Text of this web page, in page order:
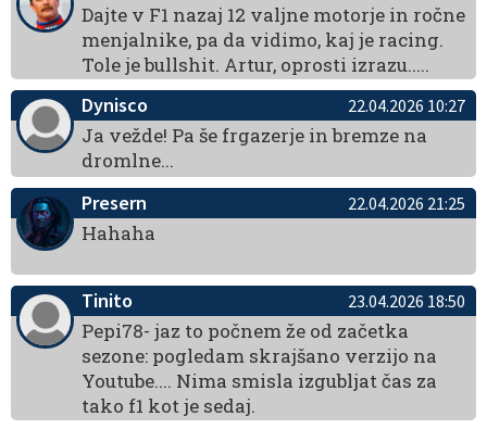
Dajte v F1 nazaj 12 valjne motorje in ročne
menjalnike, pa da vidimo, kaj je racing.
Tole je bullshit. Artur, oprosti izrazu.....
Dynisco
22.04.2026 10:27
Ja vežde! Pa še frgazerje in bremze na
dromlne...
Presern
22.04.2026 21:25
Hahaha
Tinito 23.04.2026 18:50
Pepi78- jaz to počnem že od začetka
sezone: pogledam skrajšano verzijo na
Youtube.... Nima smisla izgubljat čas za
tako f1 kot je sedaj.